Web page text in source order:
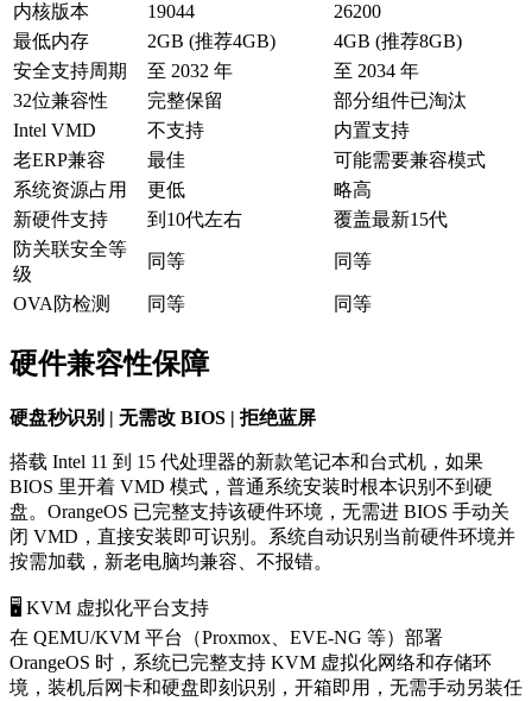
内核版本
19044
26200
最低内存
2GB (推荐4GB)
4GB (推荐8GB)
安全支持周期
至 2032 年
至 2034 年
32位兼容性
完整保留
部分组件已淘汰
Intel VMD
不支持
内置支持
老ERP兼容
最佳
可能需要兼容模式
系统资源占用
更低
略高
新硬件支持
到10代左右
覆盖最新15代
防关联安全等
级
同等 同等
OVA防检测 同等 同等
硬件兼容性保障
硬盘秒识别 | 无需改 BIOS | 拒绝蓝屏
搭载 Intel 11 到 15 代处理器的新款笔记本和台式机，如果
BIOS 里开着 VMD 模式，普通系统安装时根本识别不到硬
盘。OrangeOS 已完整支持该硬件环境，无需进 BIOS 手动关
闭 VMD，直接安装即可识别。系统自动识别当前硬件环境并
按需加载，新老电脑均兼容、不报错。
🖥️ KVM 虚拟化平台支持
在 QEMU/KVM 平台（Proxmox、EVE-NG 等）部署
OrangeOS 时，系统已完整支持 KVM 虚拟化网络和存储环
境，装机后网卡和硬盘即刻识别，开箱即用，无需手动另装任